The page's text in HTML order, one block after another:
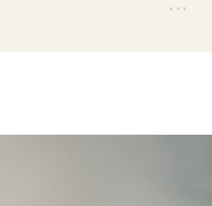
• • •